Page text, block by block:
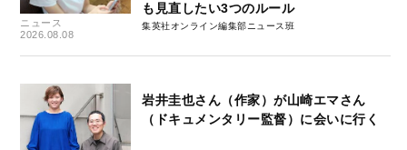
ニュース
2026.08.08
も見直したい3つのルール
集英社オンライン編集部ニュース班
岩井圭也さん（作家）が山崎エマさん
（ドキュメンタリー監督）に会いに行く